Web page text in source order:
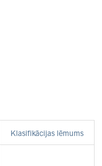
Klasifikācijas lēmums